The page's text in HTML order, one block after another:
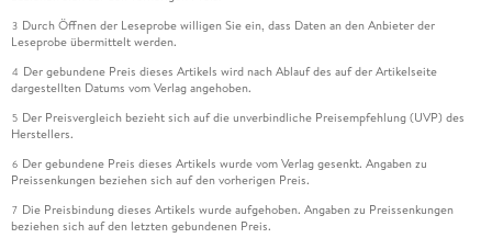
3 Durch Öffnen der Leseprobe willigen Sie ein, dass Daten an den Anbieter der
Leseprobe übermittelt werden.
4 Der gebundene Preis dieses Artikels wird nach Ablauf des auf der Artikelseite
dargestellten Datums vom Verlag angehoben.
5 Der Preisvergleich bezieht sich auf die unverbindliche Preisempfehlung (UVP) des
Herstellers.
6 Der gebundene Preis dieses Artikels wurde vom Verlag gesenkt. Angaben zu
Preissenkungen beziehen sich auf den vorherigen Preis.
7 Die Preisbindung dieses Artikels wurde aufgehoben. Angaben zu Preissenkungen
beziehen sich auf den letzten gebundenen Preis.